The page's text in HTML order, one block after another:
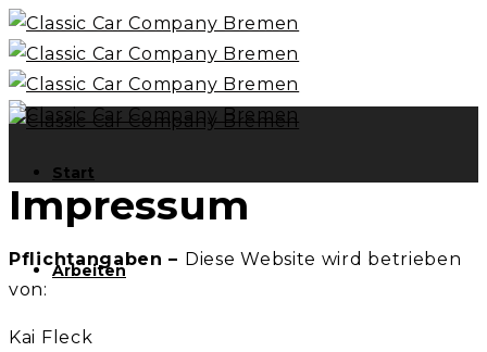
Start
Arbeiten
Impressum
Pflichtangaben – Diese Website wird betrieben
von:
Kai Fleck